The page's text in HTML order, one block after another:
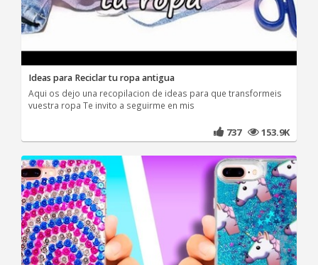
Ideas para Reciclar tu ropa antigua
Aqui os dejo una recopilacion de ideas para que transformeis
vuestra ropa Te invito a seguirme en mis
737 153.9K